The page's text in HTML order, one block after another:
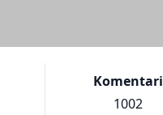
Komentari
1002